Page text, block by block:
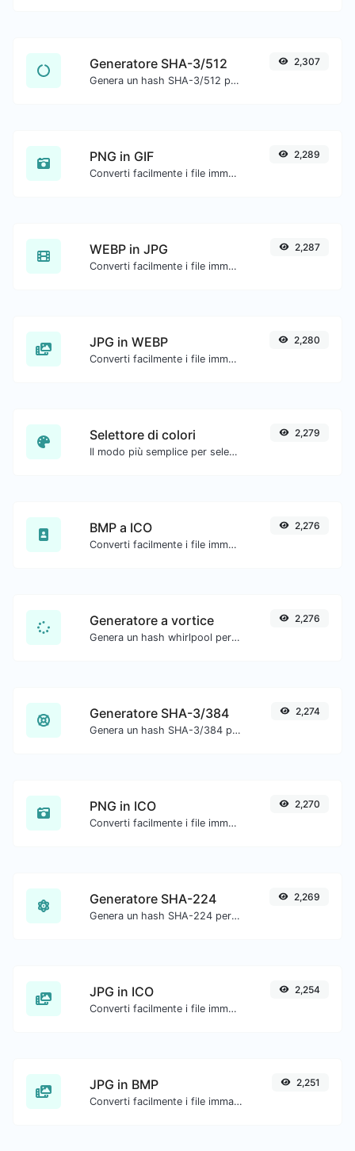
Generatore SHA-3/512
Genera un hash SHA-3/512 per qualsiasi input di stringa.
2,307
PNG in GIF
Converti facilmente i file immagine PNG in GIF.
2,289
WEBP in JPG
Converti facilmente i file immagine WEBP in JPG.
2,287
JPG in WEBP
Converti facilmente i file immagine JPG in WEBP.
2,280
Selettore di colori
Il modo più semplice per selezionare un colore dalla ruota dei colori e ottenere i risultati in qualsiasi formato.
2,279
BMP a ICO
Converti facilmente i file immagine BMP in ICO.
2,276
Generatore a vortice
Genera un hash whirlpool per qualsiasi input di stringa.
2,276
Generatore SHA-3/384
Genera un hash SHA-3/384 per qualsiasi input di stringa.
2,274
PNG in ICO
Converti facilmente i file immagine PNG in ICO.
2,270
Generatore SHA-224
Genera un hash SHA-224 per qualsiasi input di stringa.
2,269
JPG in ICO
Converti facilmente i file immagine JPG in ICO.
2,254
JPG in BMP
Converti facilmente i file immagine JPG in BMP.
2,251